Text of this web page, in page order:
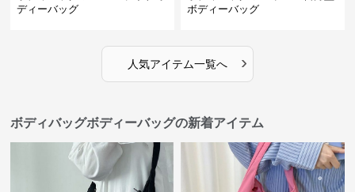
ディーバッグ
ボディーバッグ
人気アイテム一覧へ ›
ボディバッグボディーバッグの新着アイテム